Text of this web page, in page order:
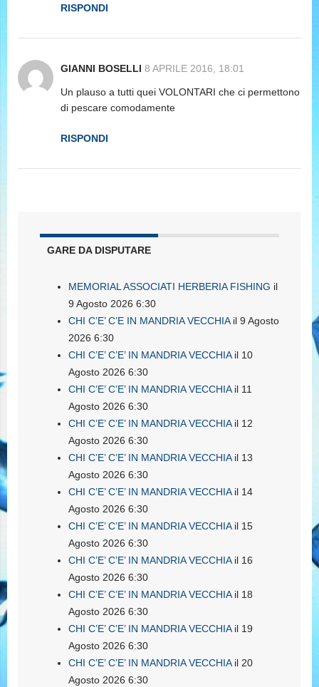
RISPONDI
GIANNI BOSELLI 8 APRILE 2016, 18:01
Un plauso a tutti quei VOLONTARI che ci permettono
di pescare comodamente
RISPONDI
GARE DA DISPUTARE
MEMORIAL ASSOCIATI HERBERIA FISHING il
9 Agosto 2026 6:30
CHI C’E’ C’E IN MANDRIA VECCHIAil 9 Agosto
2026 6:30
CHI C’E’ C’E’ IN MANDRIA VECCHIAil 10
Agosto 2026 6:30
CHI C’E’ C’E’ IN MANDRIA VECCHIAil 11
Agosto 2026 6:30
CHI C’E’ C’E’ IN MANDRIA VECCHIAil 12
Agosto 2026 6:30
CHI C’E’ C’E’ IN MANDRIA VECCHIAil 13
Agosto 2026 6:30
CHI C’E’ C’E’ IN MANDRIA VECCHIAil 14
Agosto 2026 6:30
CHI C’E’ C’E’ IN MANDRIA VECCHIAil 15
Agosto 2026 6:30
CHI C’E’ C’E’ IN MANDRIA VECCHIAil 16
Agosto 2026 6:30
CHI C’E’ C’E’ IN MANDRIA VECCHIAil 18
Agosto 2026 6:30
CHI C’E’ C’E’ IN MANDRIA VECCHIAil 19
Agosto 2026 6:30
CHI C’E’ C’E’ IN MANDRIA VECCHIAil 20
Agosto 2026 6:30